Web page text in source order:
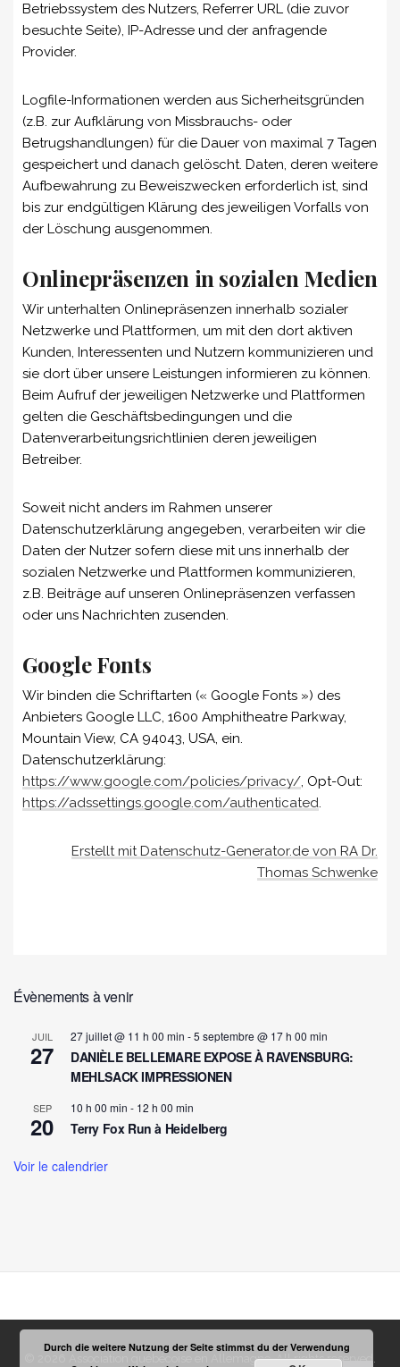
Betriebssystem des Nutzers, Referrer URL (die zuvor
besuchte Seite), IP-Adresse und der anfragende
Provider.
Logfile-Informationen werden aus Sicherheitsgründen
(z.B. zur Aufklärung von Missbrauchs- oder
Betrugshandlungen) für die Dauer von maximal 7 Tagen
gespeichert und danach gelöscht. Daten, deren weitere
Aufbewahrung zu Beweiszwecken erforderlich ist, sind
bis zur endgültigen Klärung des jeweiligen Vorfalls von
der Löschung ausgenommen.
Onlinepräsenzen in sozialen Medien
Wir unterhalten Onlinepräsenzen innerhalb sozialer
Netzwerke und Plattformen, um mit den dort aktiven
Kunden, Interessenten und Nutzern kommunizieren und
sie dort über unsere Leistungen informieren zu können.
Beim Aufruf der jeweiligen Netzwerke und Plattformen
gelten die Geschäftsbedingungen und die
Datenverarbeitungsrichtlinien deren jeweiligen
Betreiber.
Soweit nicht anders im Rahmen unserer
Datenschutzerklärung angegeben, verarbeiten wir die
Daten der Nutzer sofern diese mit uns innerhalb der
sozialen Netzwerke und Plattformen kommunizieren,
z.B. Beiträge auf unseren Onlinepräsenzen verfassen
oder uns Nachrichten zusenden.
Google Fonts
Wir binden die Schriftarten (« Google Fonts ») des
Anbieters Google LLC, 1600 Amphitheatre Parkway,
Mountain View, CA 94043, USA, ein.
Datenschutzerklärung:
https://www.google.com/policies/privacy/, Opt-Out:
https://adssettings.google.com/authenticated.
Erstellt mit Datenschutz-Generator.de von RA Dr.
Thomas Schwenke
Évènements à venir
JUIL
27
27 juillet @ 11 h 00 min -5 septembre @ 17 h 00 min
DANIÈLE BELLEMARE EXPOSE À RAVENSBURG:
MEHLSACK IMPRESSIONEN
SEP
20
10 h 00 min - 12 h 00 min
Terry Fox Run à Heidelberg
Voir le calendrier
© 2026 Association québécoise en Allemagne. All rights reserved.
Durch die weitere Nutzung der Seite stimmst du der Verwendung